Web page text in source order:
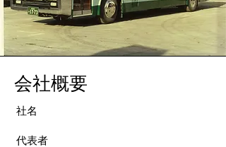
会社概要
社名
代表者